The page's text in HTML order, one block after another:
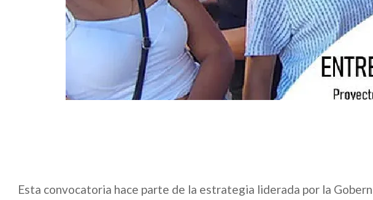
Esta convocatoria hace parte de la estrategia liderada por la